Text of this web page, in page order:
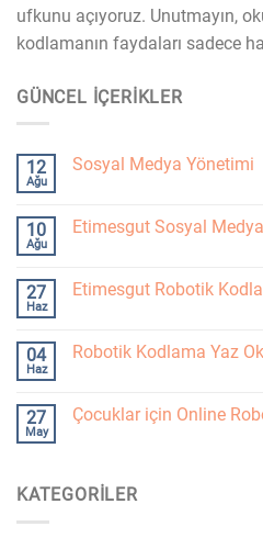
ufkunu açıyoruz. Unutmayın,
kodlamanın faydaları sadece
GÜNCEL İÇERIKLER
12
Ağu
Sosyal Medya Yönetimi
10
Ağu
Etimesgut Sosyal
27
Haz
Etimesgut Robotik
04
Haz
Robotik Kodlama Yaz
27
May
Çocuklar için Online
KATEGORILER